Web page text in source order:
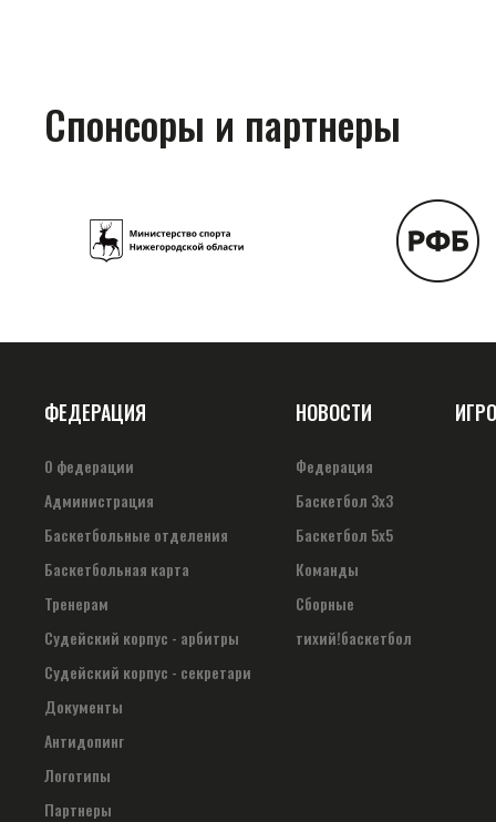
Спонсоры и партнеры
ФЕДЕРАЦИЯ
О федерации
Администрация
Баскетбольные отделения
Баскетбольная карта
Тренерам
Судейский корпус - арбитры
Судейский корпус - секретари
Документы
Антидопинг
Логотипы
Партнеры
НОВОСТИ
Федерация
Баскетбол 3х3
Баскетбол 5х5
Команды
Сборные
тихий!баскетбол